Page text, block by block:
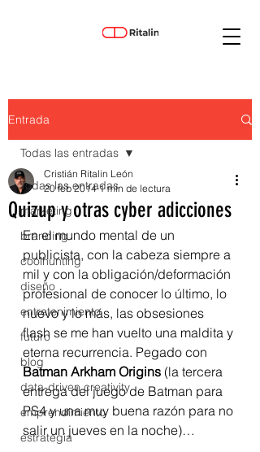
Entrada
Todas las entradas
marketing
branding
coolhunting
diseño
entretenimiento
futuro
blog
data-driven creativity
emprendimiento
estrategia
Todas las entradas
Quizup y otras cyber adicciones
Cristián Ritalin León
20 feb 2014 1 min de lectura
En el mundo mental de un
publicista, con la cabeza siempre a
mil y con la obligación/deformación
profesional de conocer lo último, lo
nuevo y lo más, las obsesiones
flash se me han vuelto una maldita y
eterna recurrencia. Pegado con
Batman Arkham Origins (la tercera
entrega del juego de Batman para
PS4 y una muy buena razón para no
salir un jueves en la noche)…